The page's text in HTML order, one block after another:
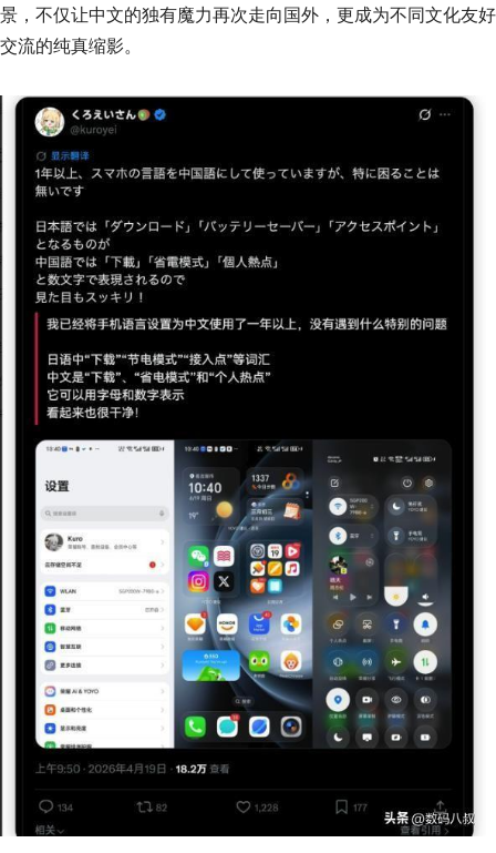
景，不仅让中文的独有魔力再次走向国外，更成为不同文化友好
交流的纯真缩影。